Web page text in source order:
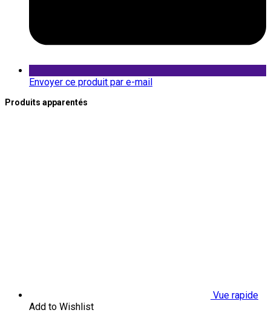
Envoyer ce produit par e-mail
Produits apparentés
Vue rapide
Add to Wishlist